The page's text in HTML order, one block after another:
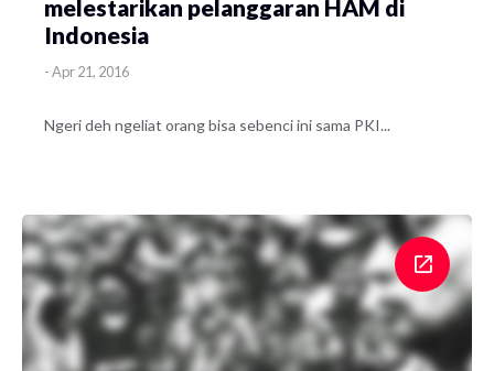
melestarikan pelanggaran HAM di
Indonesia
-Apr 21, 2016
Ngeri deh ngeliat orang bisa sebenci ini sama PKI...